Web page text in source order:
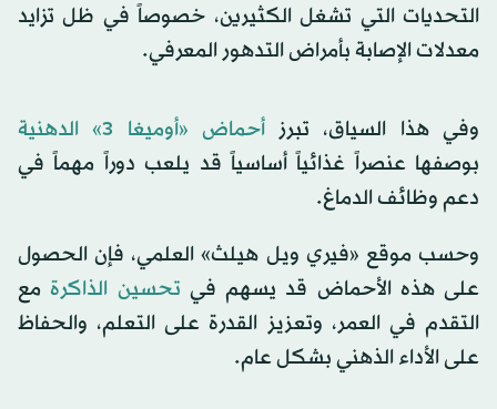
التحديات التي تشغل الكثيرين، خصوصاً في ظل تزايد
معدلات الإصابة بأمراض التدهور المعرفي.
وفي هذا السياق، تبرزأحماض «أوميغا 3» الدهنية
بوصفها عنصراً غذائياً أساسياً قد يلعب دوراً مهماً في
دعم وظائف الدماغ.
وحسب موقع «فيري ويل هيلث» العلمي، فإن الحصول
على هذه الأحماض قد يسهم في تحسين الذاكرةمع
التقدم في العمر، وتعزيز القدرة على التعلم، والحفاظ
على الأداء الذهني بشكل عام.